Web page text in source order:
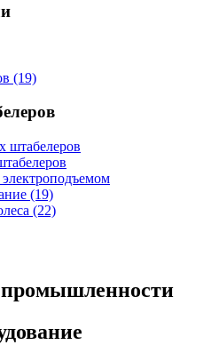
(19)
штабелеров
(19)
(22)
промышленности